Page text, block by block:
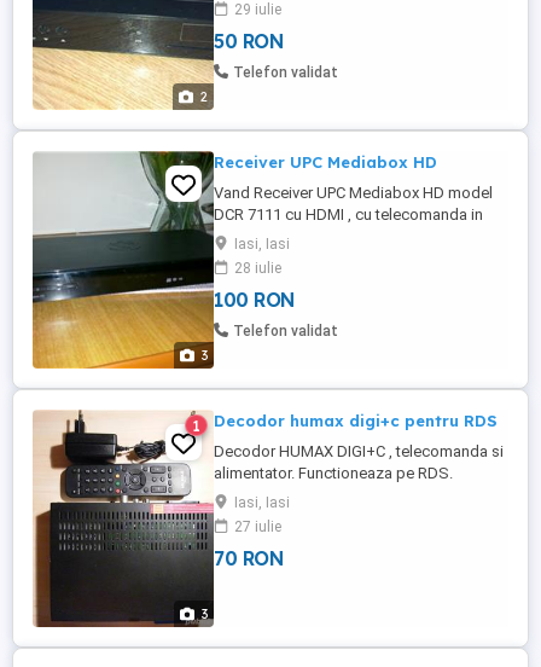
2
29 iulie
50 RON
Telefon validat
3
Receiver UPC Mediabox HD
Vand Receiver UPC Mediabox HD model
DCR 7111 cu HDMI , cu telecomanda in
stare foarte buna atat estetic cat si
functional,transport gratis prin posta
romana
Iasi, Iasi
28 iulie
100 RON
Telefon validat
3
1 Decodor humax digi+c pentru RDS
Decodor HUMAX DIGI+C , telecomanda si
alimentator. Functioneaza pe RDS.
Decodorul arata si functioneaza perfect.
Pot oferi proba Pret 70 lei
Iasi, Iasi
27 iulie
70 RON